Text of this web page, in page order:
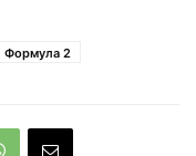
Формула 2